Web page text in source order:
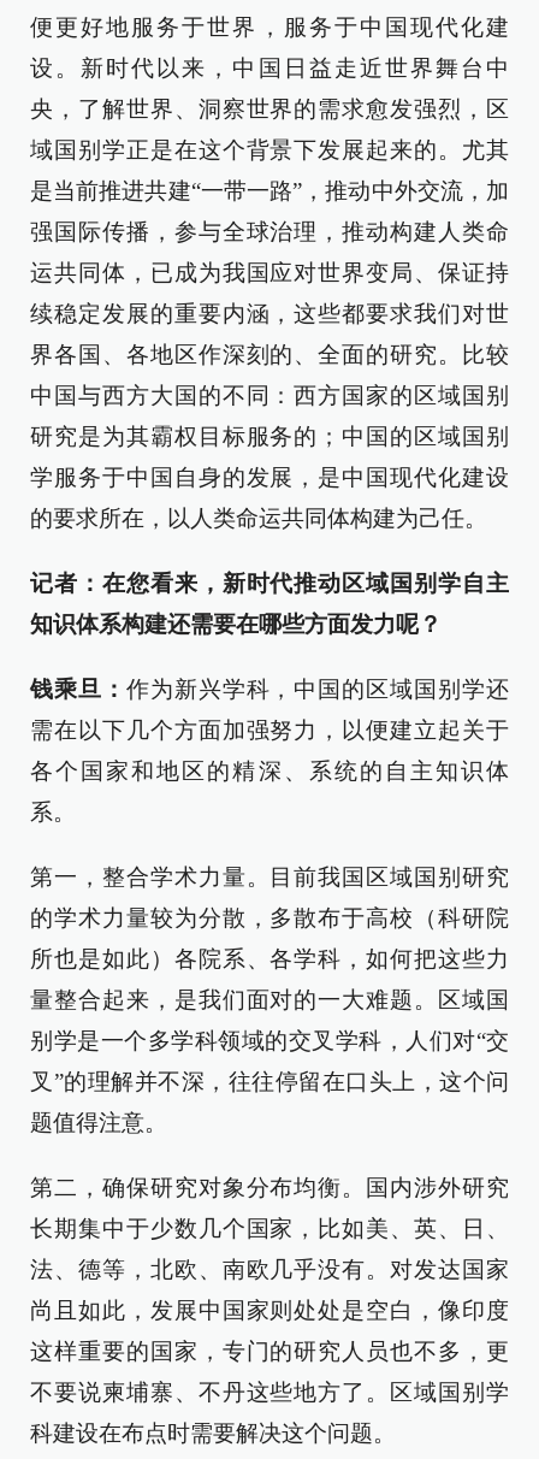
便更好地服务于世界，服务于中国现代化建
设。新时代以来，中国日益走近世界舞台中
央，了解世界、洞察世界的需求愈发强烈，区
域国别学正是在这个背景下发展起来的。尤其
是当前推进共建“一带一路”，推动中外交流，加
强国际传播，参与全球治理，推动构建人类命
运共同体，已成为我国应对世界变局、保证持
续稳定发展的重要内涵，这些都要求我们对世
界各国、各地区作深刻的、全面的研究。比较
中国与西方大国的不同：西方国家的区域国别
研究是为其霸权目标服务的；中国的区域国别
学服务于中国自身的发展，是中国现代化建设
的要求所在，以人类命运共同体构建为己任。
记者：在您看来，新时代推动区域国别学自主
知识体系构建还需要在哪些方面发力呢？
钱乘旦： 作为新兴学科，中国的区域国别学还
需在以下几个方面加强努力，以便建立起关于
各个国家和地区的精深、系统的自主知识体
系。
第一，整合学术力量。目前我国区域国别研究
的学术力量较为分散，多散布于高校（科研院
所也是如此）各院系、各学科，如何把这些力
量整合起来，是我们面对的一大难题。区域国
别学是一个多学科领域的交叉学科，人们对“交
叉”的理解并不深，往往停留在口头上，这个问
题值得注意。
第二，确保研究对象分布均衡。国内涉外研究
长期集中于少数几个国家，比如美、英、日、
法、德等，北欧、南欧几乎没有。对发达国家
尚且如此，发展中国家则处处是空白，像印度
这样重要的国家，专门的研究人员也不多，更
不要说柬埔寨、不丹这些地方了。区域国别学
科建设在布点时需要解决这个问题。